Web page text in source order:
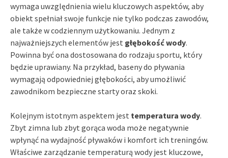
wymaga uwzględnienia wielu kluczowych aspektów, aby
obiekt spełniał swoje funkcje nie tylko podczas zawodów,
ale także w codziennym użytkowaniu. Jednym z
najważniejszych elementów jest głębokość wody.
Powinna być ona dostosowana do rodzaju sportu, który
będzie uprawiany. Na przykład, baseny do pływania
wymagają odpowiedniej głębokości, aby umożliwić
zawodnikom bezpieczne starty oraz skoki.
Kolejnym istotnym aspektem jest temperatura wody.
Zbyt zimna lub zbyt gorąca woda może negatywnie
wpłynąć na wydajność pływaków i komfort ich treningów.
Właściwe zarządzanie temperaturą wody jest kluczowe,